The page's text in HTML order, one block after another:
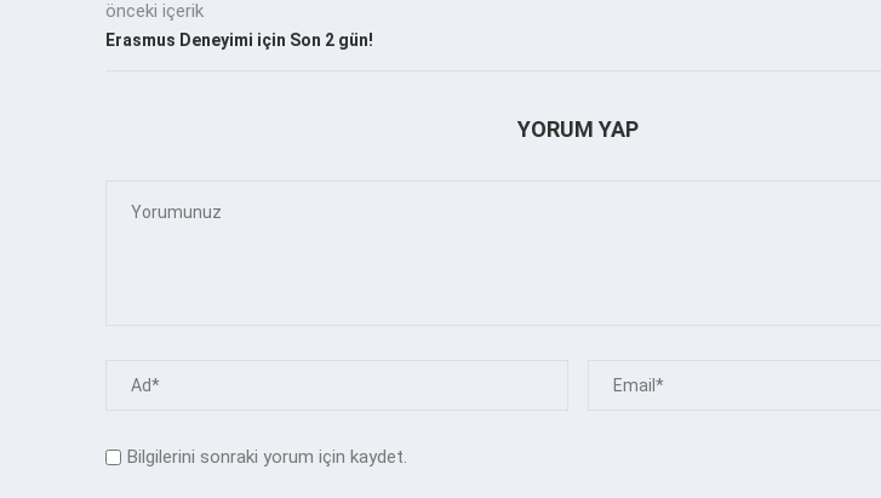
önceki içerik
Erasmus Deneyimi için Son 2 gün!
YORUM YAP
Bilgilerini sonraki yorum için kaydet.